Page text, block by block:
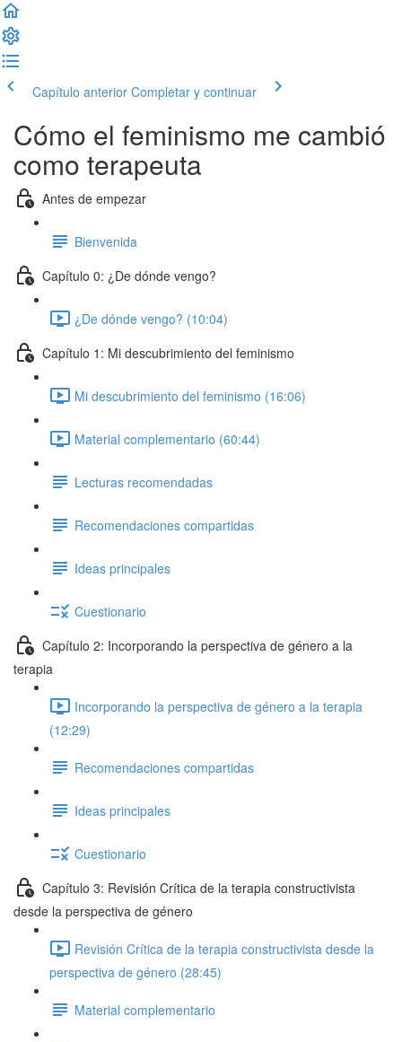
Capítulo anterior Completar y continuar
Cómo el feminismo me cambió
como terapeuta
Antes de empezar
Bienvenida
Capítulo 0: ¿De dónde vengo?
¿De dónde vengo? (10:04)
Capítulo 1: Mi descubrimiento del feminismo
Mi descubrimiento del feminismo (16:06)
Material complementario (60:44)
Lecturas recomendadas
Recomendaciones compartidas
Ideas principales
Cuestionario
Capítulo 2: Incorporando la perspectiva de género a la
terapia
Incorporando la perspectiva de género a la terapia
(12:29)
Recomendaciones compartidas
Ideas principales
Cuestionario
Capítulo 3: Revisión Crítica de la terapia constructivista
desde la perspectiva de género
Revisión Crítica de la terapia constructivista desde la
perspectiva de género (28:45)
Material complementario